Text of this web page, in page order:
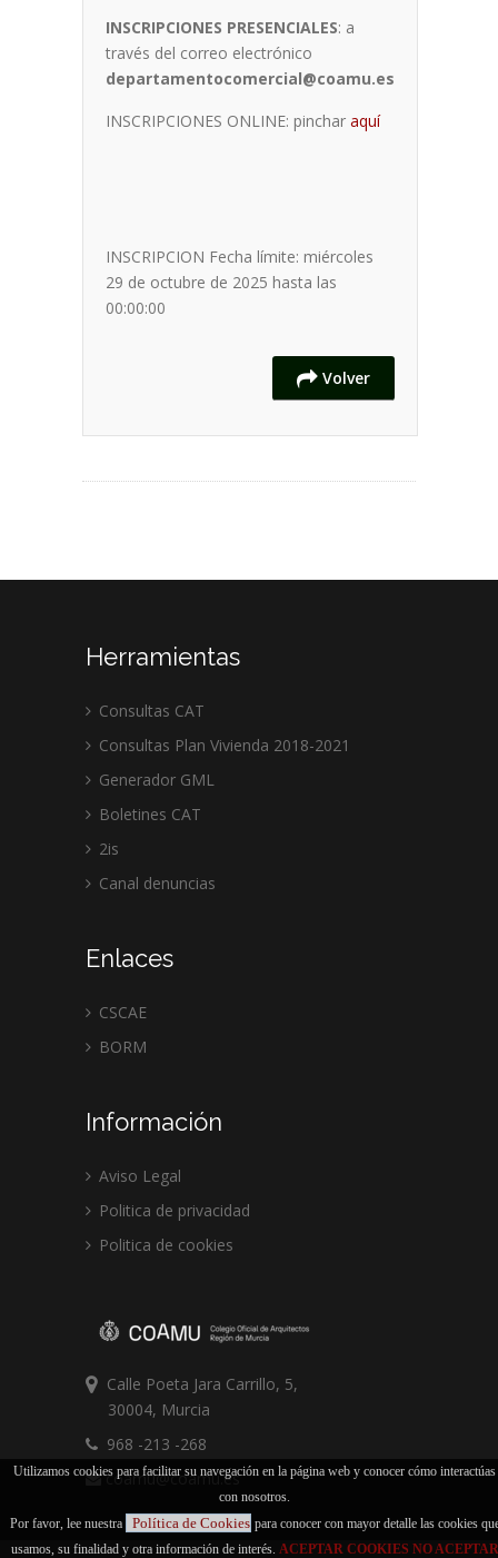
Utilizamos cookies para facilitar su navegación en la página web y conocer cómo interactúas
con nosotros.
Por favor, lee nuestra
Política de Cookies para conocer con mayor detalle las cookies
usamos, su finalidad y otra información de interés. ACEPTAR COOKIES NO ACEPTAR
INSCRIPCIONES PRESENCIALES: a
través del correo electrónico
departamentocomercial@coamu.es
INSCRIPCIONES ONLINE: pinchar aquí
INSCRIPCION Fecha límite: miércoles
29 de octubre de 2025 hasta las
00:00:00
Volver
Herramientas
Consultas CAT
Consultas Plan Vivienda 2018-2021
Generador GML
Boletines CAT
2is
Canal denuncias
Enlaces
CSCAE
BORM
Información
Aviso Legal
Politica de privacidad
Politica de cookies
Calle Poeta Jara Carrillo, 5,
30004, Murcia
968 -213 -268
coamu@coamu.es